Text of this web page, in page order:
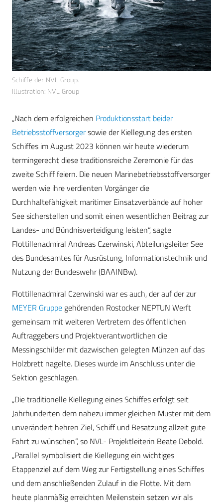
Schiffe der NVL Group.
Illustration: NVL Group
„Nach dem erfolgreichen Produktionsstart beider
Betriebsstoffversorgersowie der Kiellegung des ersten
Schiffes im August 2023 können wir heute wiederum
termingerecht diese traditionsreiche Zeremonie für das
zweite Schiff feiern. Die neuen Marinebetriebsstoffversorger
werden wie ihre verdienten Vorgänger die
Durchhaltefähigkeit maritimer Einsatzverbände auf hoher
See sicherstellen und somit einen wesentlichen Beitrag zur
Landes- und Bündnisverteidigung leisten“, sagte
Flottillenadmiral Andreas Czerwinski, Abteilungsleiter See
des Bundesamtes für Ausrüstung, Informationstechnik und
Nutzung der Bundeswehr (BAAINBw).
Flottillenadmiral Czerwinski war es auch, der auf der zur
MEYER Gruppe gehörenden Rostocker NEPTUN Werft
gemeinsam mit weiteren Vertretern des öffentlichen
Auftraggebers und Projektverantwortlichen die
Messingschilder mit dazwischen gelegten Münzen auf das
Holzbrett nagelte. Dieses wurde im Anschluss unter die
Sektion geschlagen.
„Die traditionelle Kiellegung eines Schiffes erfolgt seit
Jahrhunderten dem nahezu immer gleichen Muster mit dem
unverändert hehren Ziel, Schiff und Besatzung allzeit gute
Fahrt zu wünschen“, so NVL- Projektleiterin Beate Debold.
„Parallel symbolisiert die Kiellegung ein wichtiges
Etappenziel auf dem Weg zur Fertigstellung eines Schiffes
und dem anschließenden Zulauf in die Flotte. Mit dem
heute planmäßig erreichten Meilenstein setzen wir als